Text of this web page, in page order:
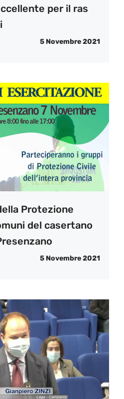
per il ras
5 Novembre 2021
Protezione
del casertano
5 Novembre 2021